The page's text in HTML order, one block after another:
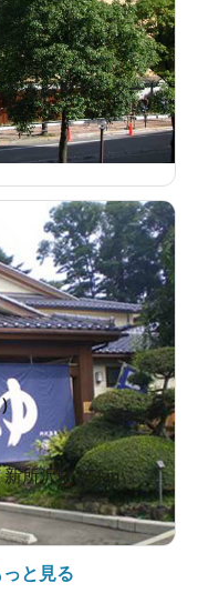
王多摩センター
所沢駅2.5km
と見る